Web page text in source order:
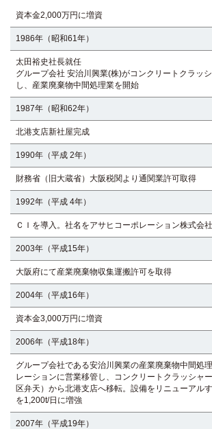
資本金2,000万円に増資
1986年（昭和61年）
太田裕史社長就任
グループ会社 安治川興業(株)がコンクリートクラッ
し、産業廃棄物中間処理業を開始
1987年（昭和62年）
北港支店新社屋完成
1990年（平成 2年）
財務省（旧大蔵省）大阪税関より通関業許可取得
1992年（平成 4年）
ＣＩを導入。社名をアサヒコーポレーション株式会
2003年（平成15年）
大阪府にて産業廃棄物収集運搬許可を取得
2004年（平成16年）
資本金3,000万円に増資
2006年（平成18年）
グループ会社である安治川興業の産業廃棄物中間処
レーションに営業移管し、コンクリートクラッシャ
区弁天）から北港支店へ移転。設備をリニューアル
を1,200t/日に増強
2007年（平成19年）